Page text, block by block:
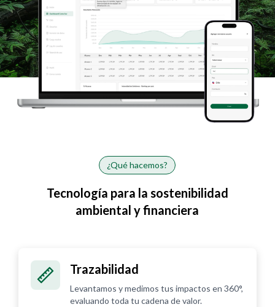
¿Qué hacemos?
Tecnología para la sostenibilidad
ambiental y financiera
Trazabilidad
Levantamos y medimos tus impactos en 360°,
evaluando toda tu cadena de valor.